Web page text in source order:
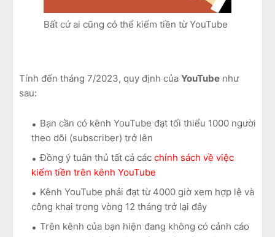
Bất cứ ai cũng có thể kiếm tiền từ YouTube
Tính đến tháng 7/2023, quy định của YouTube như
sau:
Bạn cần có kênh YouTube đạt tối thiểu 1000 người
theo dõi (subscriber) trở lên
Đồng ý tuân thủ tất cả các chính sách về việc
kiếm tiền trên kênh YouTube
Kênh YouTube phải đạt từ 4000 giờ xem hợp lệ và
công khai trong vòng 12 tháng trở lại đây
Trên kênh của bạn hiện đang không có cảnh cáo